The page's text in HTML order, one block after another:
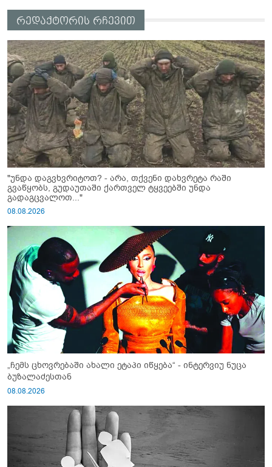
რედაქტორის რჩევით
"უნდა დაგვხვრიტოთ? - არა, თქვენი დახვრეტა რაში
გვაწყობს, გუდაუთაში ქართველ ტყვეებში უნდა
გადაგცვალოთ..."
08.08.2026
„ჩემს ცხოვრებაში ახალი ეტაპი იწყება“ - ინტერვიუ ნუცა
ბუზალაძესთან
08.08.2026